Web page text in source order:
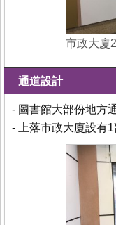
市政大廈
通道設計
- 圖書館大部份地方
- 上落市政大廈設有